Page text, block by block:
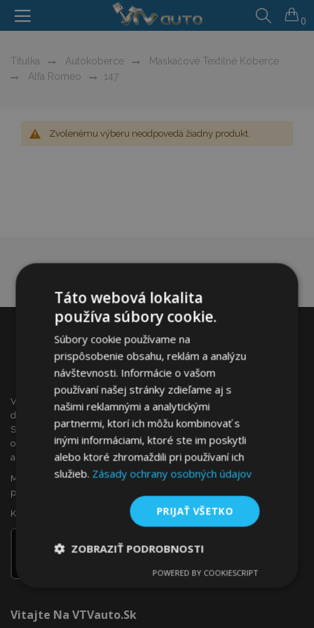
0
Titulka Autokoberce
Maskačové Textilné Koberce
Alfa Romeo
147
Zvolenému výberu neodpovedá žiadny produkt.
VTVauto je maloobchodným predajcom a veľkoobchodným
dodávateľom autopríslušenstva a autodoplnkov na
Slovensku, ako sú napr.: ozdobné kryty kolies (puklice),
okenné deflektory, autopoťahy, autorohože, chrómové kryty
a rámy, ...
Máte záujem o dropshipping, alebo sa chcete stať našim
partnerom?
Kontaktujte nás ešte dnes!
Vitajte Na VTVauto.sk
Táto webová lokalita
používa súbory cookie.
Súbory cookie používame na
prispôsobenie obsahu, reklám a analýzu
návštevnosti. Informácie o vašom
používaní našej stránky zdieľame aj s
našimi reklamnými a analytickými
partnermi, ktorí ich môžu kombinovať s
inými informáciami, ktoré ste im poskytli
alebo ktoré zhromaždili pri používaní ich
služieb. Zásady ochrany osobných údajov
PRIJAŤ VŠETKO
ZOBRAZIŤ PODROBNOSTI
Výkonnosť Cielenie
POWERED BY COOKIESCRIPT